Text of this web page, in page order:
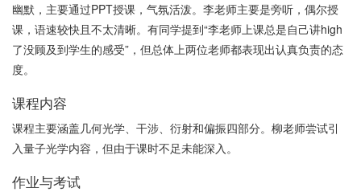
幽默，主要通过PPT授课，气氛活泼。李老师主要是旁听，偶尔授
课，语速较快且不太清晰。有同学提到“李老师上课总是自己讲high
了没顾及到学生的感受”，但总体上两位老师都表现出认真负责的态
度。
课程内容
课程主要涵盖几何光学、干涉、衍射和偏振四部分。柳老师尝试引
入量子光学内容，但由于课时不足未能深入。
作业与考试